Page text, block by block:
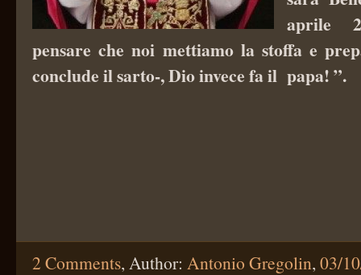
aprile
pensare che noi mettiamo la stoffa e
conclude il sarto-, Dio invece fa il papa! ”.
2 Comments, Author: Antonio Gregolin, 03/